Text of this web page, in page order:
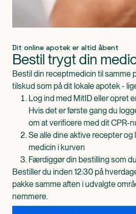
Dit online apotek er altid åbent
Bestil trygt din
Bestil din receptmedicin til samme
tilskud som på dit lokale apotek -
Log ind med MitID eller opret
Hvis det er første gang du
om at verificere med dit CPR-
Se alle dine aktive recepter
medicin i kurven
Færdiggør din bestilling som
Bestiller du inden 12:30 på
pakke samme aften i udvalgte
nemmere.